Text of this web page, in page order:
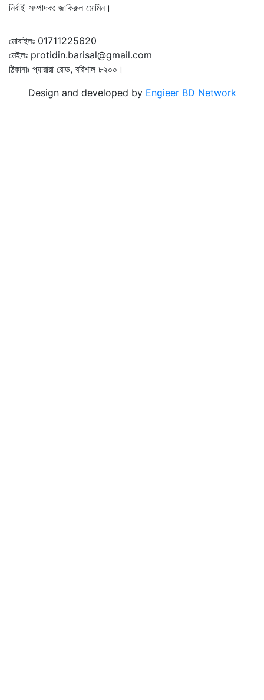
নির্বাহী সম্পাদকঃ জাকিরুল মোমিন।
মোবাইলঃ 01711225620
মেইলঃ protidin.barisal@gmail.com
ঠিকানাঃ প্যারারা রোড, বরিশাল ৮২০০।
Design and developed by Engieer BD Network